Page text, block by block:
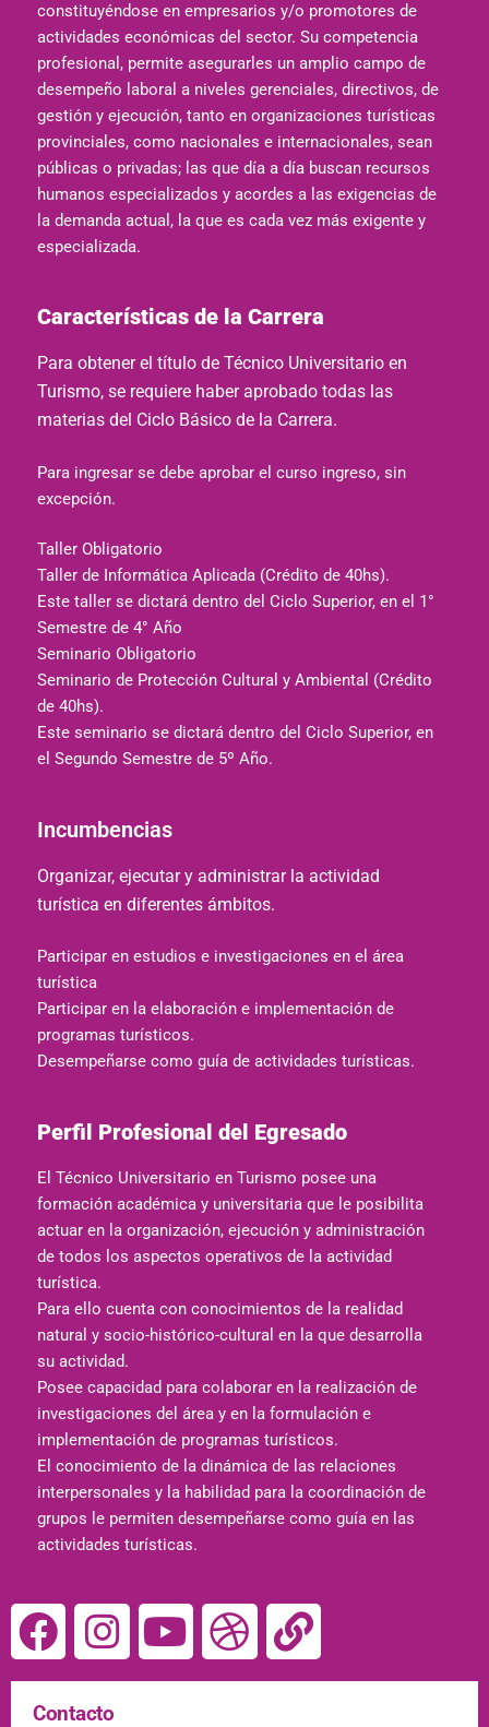
constituyéndose en empresarios y/o promotores de
actividades económicas del sector. Su competencia
profesional, permite asegurarles un amplio campo de
desempeño laboral a niveles gerenciales, directivos, de
gestión y ejecución, tanto en organizaciones turísticas
provinciales, como nacionales e internacionales, sean
públicas o privadas; las que día a día buscan recursos
humanos especializados y acordes a las exigencias de
la demanda actual, la que es cada vez más exigente y
especializada.
Características de la Carrera
Para obtener el título de Técnico Universitario en
Turismo, se requiere haber aprobado todas las
materias del Ciclo Básico de la Carrera.
Para ingresar se debe aprobar el curso ingreso, sin
excepción.
Taller Obligatorio
Taller de Informática Aplicada (Crédito de 40hs).
Este taller se dictará dentro del Ciclo Superior, en el 1°
Semestre de 4° Año
Seminario Obligatorio
Seminario de Protección Cultural y Ambiental (Crédito
de 40hs).
Este seminario se dictará dentro del Ciclo Superior, en
el Segundo Semestre de 5º Año.
Incumbencias
Organizar, ejecutar y administrar la actividad
turística en diferentes ámbitos.
Participar en estudios e investigaciones en el área
turística
Participar en la elaboración e implementación de
programas turísticos.
Desempeñarse como guía de actividades turísticas.
Perfil Profesional del Egresado
El Técnico Universitario en Turismo posee una
formación académica y universitaria que le posibilita
actuar en la organización, ejecución y administración
de todos los aspectos operativos de la actividad
turística.
Para ello cuenta con conocimientos de la realidad
natural y socio-histórico-cultural en la que desarrolla
su actividad.
Posee capacidad para colaborar en la realización de
investigaciones del área y en la formulación e
implementación de programas turísticos.
El conocimiento de la dinámica de las relaciones
interpersonales y la habilidad para la coordinación de
grupos le permiten desempeñarse como guía en las
actividades turísticas.
Contacto